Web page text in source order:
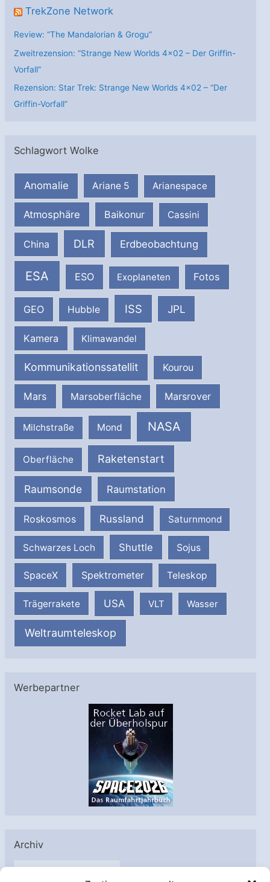
TrekZone Network
Review: “The Mandalorian & Grogu”
Zweitrezension: “Strange New Worlds 4×02 – Der Griffin-
Vorfall”
Rezension: Star Trek: Strange New Worlds 4×02 – “Der
Griffin-Vorfall”
Schlagwort Wolke
Anomalie Ariane 5 Arianespace
Atmosphäre Baikonur Cassini
China DLR Erdbeobachtung
ESA ESO Exoplaneten Fotos
GEO Hubble ISS JPL
Kamera Klimawandel
Kommunikationssatellit Kourou
Mars Marsoberfläche Marsrover
Milchstraße Mond NASA
Oberfläche Raketenstart
Raumsonde Raumstation
Roskosmos Russland Saturnmond
Schwarzes Loch Shuttle Sojus
SpaceX Spektrometer Teleskop
Trägerrakete USA VLT Wasser
Weltraumteleskop
Werbepartner
Archiv
A